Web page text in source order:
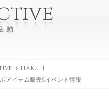
動
HAKUEI
イテム販売&イベント情報